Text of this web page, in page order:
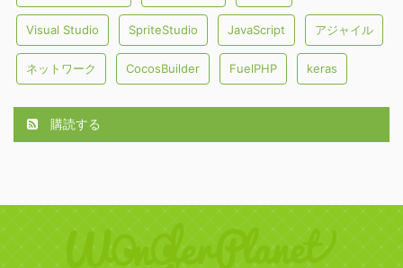
Visual Studio SpriteStudio JavaScript アジャイル
ネットワーク CocosBuilder FuelPHP keras
購読する